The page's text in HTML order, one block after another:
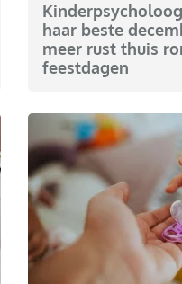
haar beste
meer rust thuis
feestdagen